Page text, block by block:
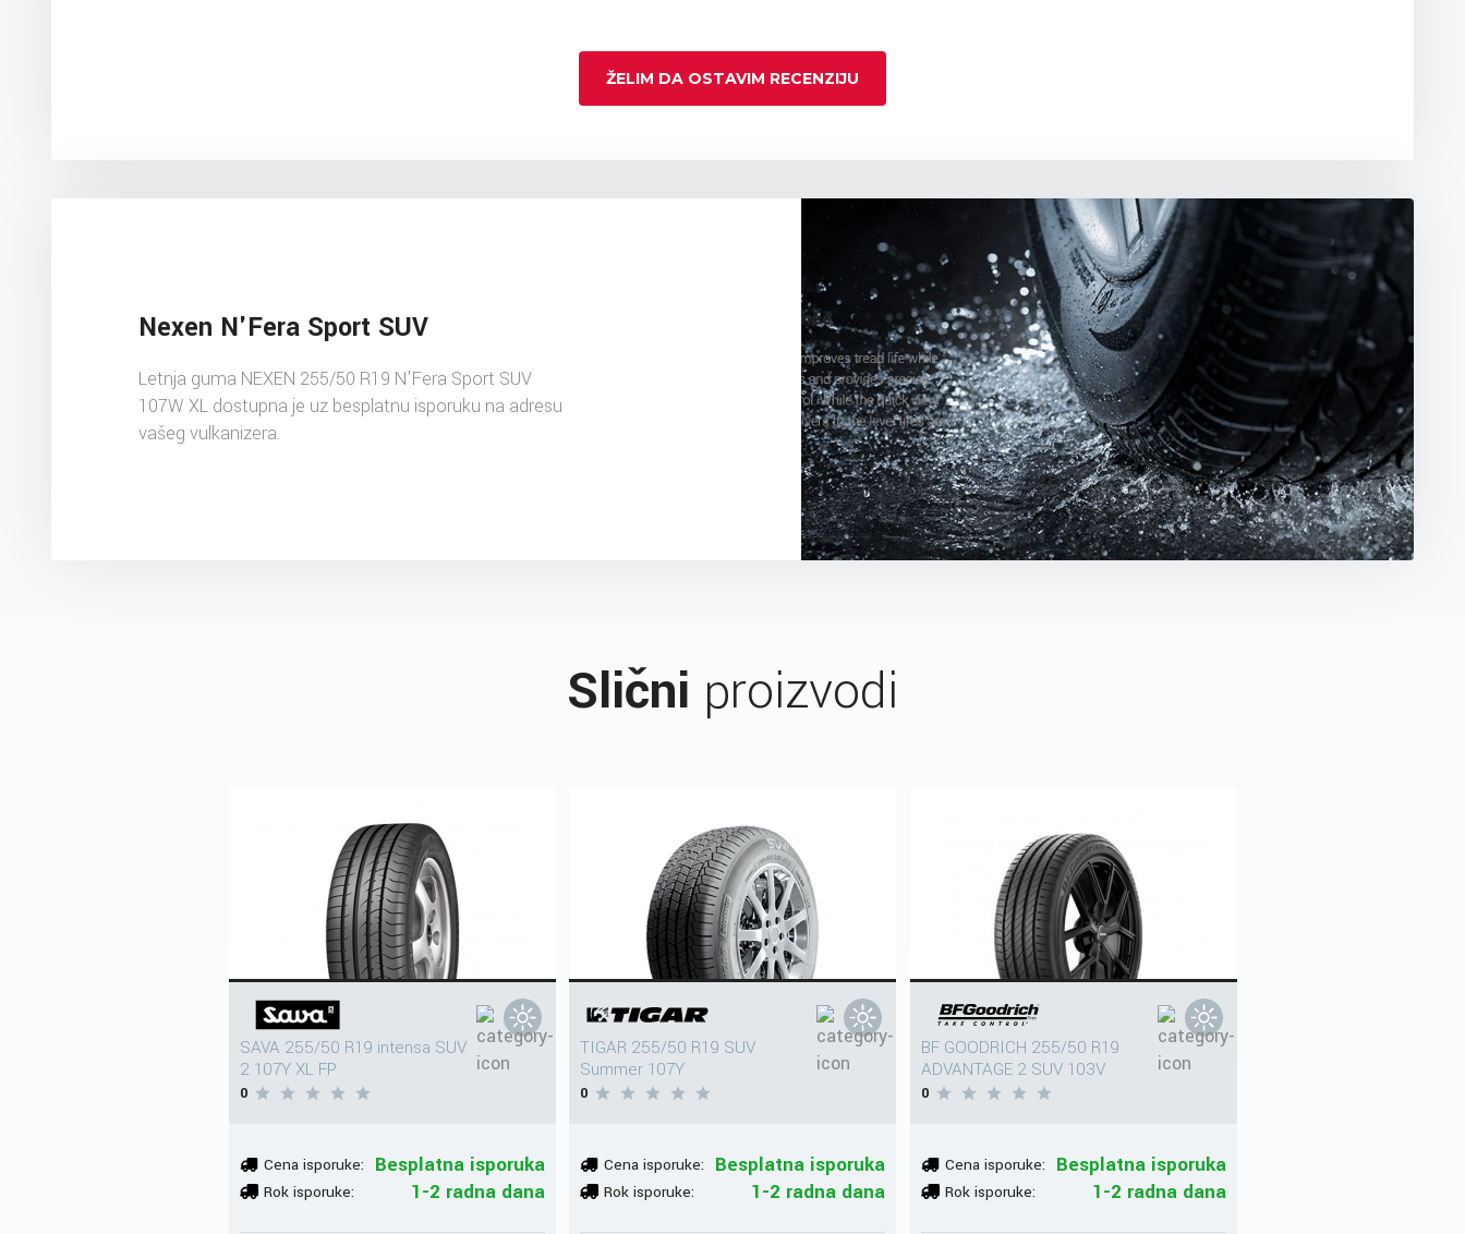
ŽELIM DA OSTAVIM RECENZIJU
Nexen N'Fera Sport SUV
Letnja guma NEXEN 255/50 R19 N'Fera Sport SUV
107W XL dostupna je uz besplatnu isporuku na adresu
vašeg vulkanizera.
Slični proizvodi
SAVA 255/50 R19 intensa SUV
2 107Y XL FP
0
Cena isporuke: Besplatna isporuka
Rok isporuke: 1-2 radna dana
TIGAR 255/50 R19 SUV
Summer 107Y
0
Cena isporuke: Besplatna isporuka
Rok isporuke: 1-2 radna dana
BF GOODRICH 255/50 R19
ADVANTAGE 2 SUV 103V
0
Cena isporuke: Besplatna isporuka
Rok isporuke: 1-2 radna dana